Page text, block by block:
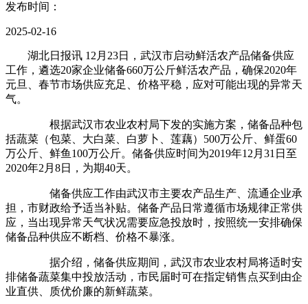
发布时间：
2025-02-16
湖北日报讯 12月23日，武汉市启动鲜活农产品储备供应
工作，遴选20家企业储备660万公斤鲜活农产品，确保2020年
元旦、春节市场供应充足、价格平稳，应对可能出现的异常天
气。
根据武汉市农业农村局下发的实施方案，储备品种包
括蔬菜（包菜、大白菜、白萝卜、莲藕）500万公斤、鲜蛋60
万公斤、鲜鱼100万公斤。储备供应时间为2019年12月31日至
2020年2月8日，为期40天。
储备供应工作由武汉市主要农产品生产、流通企业承
担，市财政给予适当补贴。储备产品日常遵循市场规律正常供
应，当出现异常天气状况需要应急投放时，按照统一安排确保
储备品种供应不断档、价格不暴涨。
据介绍，储备供应期间，武汉市农业农村局将适时安
排储备蔬菜集中投放活动，市民届时可在指定销售点买到由企
业直供、质优价廉的新鲜蔬菜。